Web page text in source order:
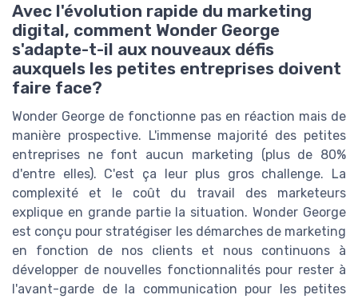
Avec l'évolution rapide du marketing
digital, comment Wonder George
s'adapte-t-il aux nouveaux défis
auxquels les petites entreprises doivent
faire face?
Wonder George de fonctionne pas en réaction mais de
manière prospective. L'immense majorité des petites
entreprises ne font aucun marketing (plus de 80%
d'entre elles). C'est ça leur plus gros challenge. La
complexité et le coût du travail des marketeurs
explique en grande partie la situation. Wonder George
est conçu pour stratégiser les démarches de marketing
en fonction de nos clients et nous continuons à
développer de nouvelles fonctionnalités pour rester à
l'avant-garde de la communication pour les petites